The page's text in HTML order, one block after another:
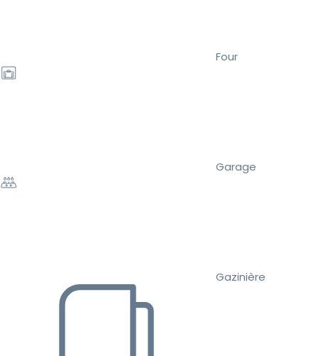
Four
Garage
Gazinière